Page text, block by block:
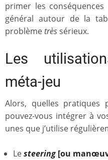
primer les
général autour de la
problèmetrèssérieux.
Les
méta-jeu
Alors, quelles pratiques
pouvez-vous intégrer à
unes que j’utilise
Lesteering[ou